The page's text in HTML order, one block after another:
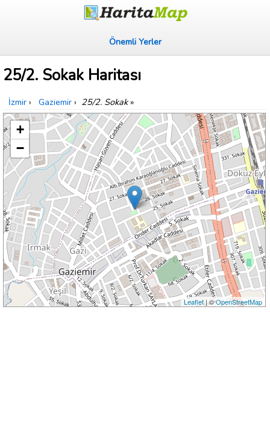
Önemli Yerler
25/2. Sokak Haritası
İzmir › Gaziemir › 25/2. Sokak»
+
−
Leaflet| ©OpenStreetMap